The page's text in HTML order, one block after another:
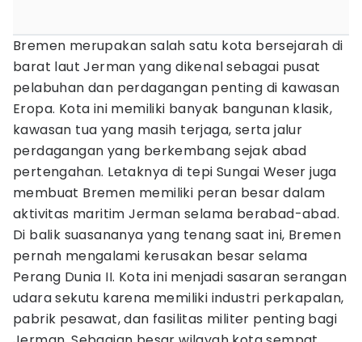
Bremen merupakan salah satu kota bersejarah di
barat laut Jerman yang dikenal sebagai pusat
pelabuhan dan perdagangan penting di kawasan
Eropa. Kota ini memiliki banyak bangunan klasik,
kawasan tua yang masih terjaga, serta jalur
perdagangan yang berkembang sejak abad
pertengahan. Letaknya di tepi Sungai Weser juga
membuat Bremen memiliki peran besar dalam
aktivitas maritim Jerman selama berabad-abad.
Di balik suasananya yang tenang saat ini, Bremen
pernah mengalami kerusakan besar selama
Perang Dunia II. Kota ini menjadi sasaran serangan
udara sekutu karena memiliki industri perkapalan,
pabrik pesawat, dan fasilitas militer penting bagi